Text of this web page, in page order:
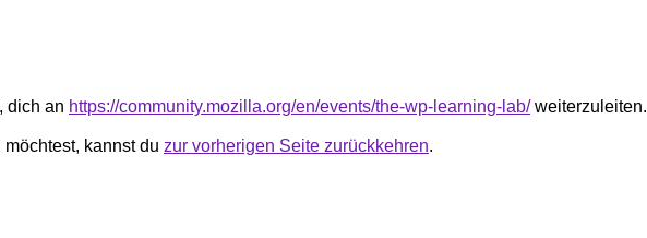
dich an https://community.mozilla.org/en/events/the-wp-learning-lab/weiterzuleiten.
kannst du zur vorherigen Seite zurückkehren.